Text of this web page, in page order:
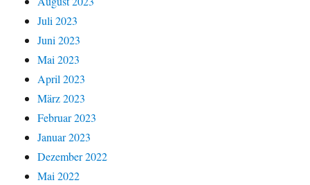
Juli 2023
Juni 2023
Mai 2023
April 2023
März 2023
Februar 2023
Januar 2023
Dezember 2022
Mai 2022